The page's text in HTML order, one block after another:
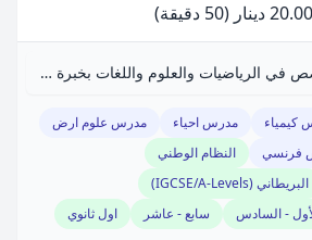
20.00 دينار
(50 دقيقة)
مدرس خصوصي متخصص في الرياضيات والعلوم واللغات بخبرة 25 عامًا.
كيمياء مدرس احياء
مدرس علوم ارض
فرنسي
النظام الوطني
البريطاني (IGCSE/A-Levels)
- السادس سابع - عاشر
اول ثانوي